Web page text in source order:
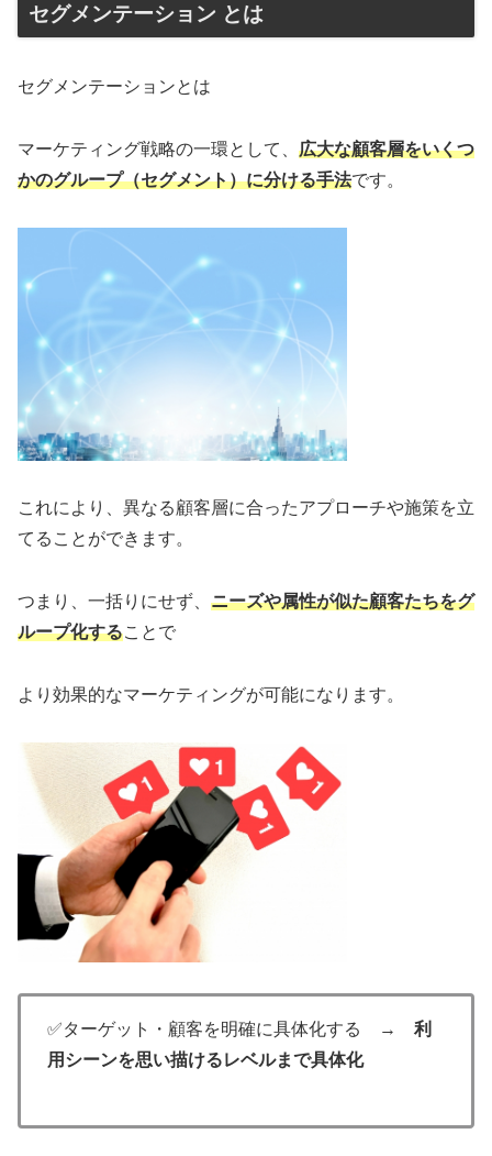
セグメンテーション とは
セグメンテーションとは
マーケティング戦略の一環として、 広大な顧客層をいくつ
かのグループ（セグメント）に分ける手法です。
これにより、異なる顧客層に合ったアプローチや施策を立
てることができます。
つまり、一括りにせず、 ニーズや属性が似た顧客たちをグ
ループ化することで
より効果的なマーケティングが可能になります。
✅ターゲット・顧客を明確に具体化する → 利
用シーンを思い描けるレベルまで具体化